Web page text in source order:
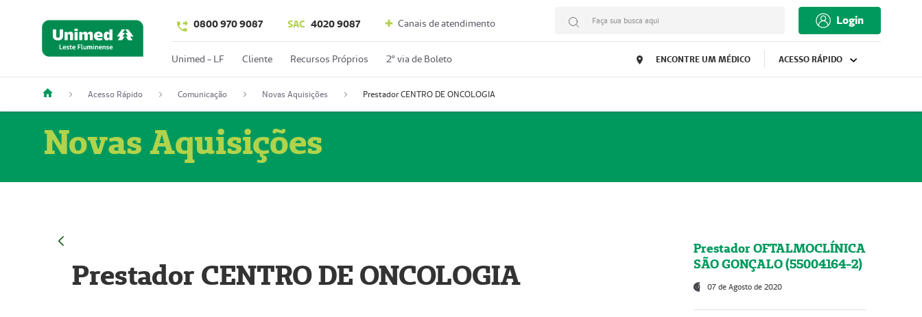
0800 970 9087 SAC 4020 9087 Canais de atendimento Faça sua busca aqui Login
Unimed - LF Cliente Recursos Próprios 2º via de Boleto ENCONTRE UM MÉDICO ACESSO RÁPIDO
Acesso Rápido Comunicação Novas Aquisições Prestador CENTRO DE ONCOLOGIA
Novas Aquisições
Prestador CENTRO DE ONCOLOGIA
Prestador OFTALMOCLÍNICA
SÃO GONÇALO (55004164-2)
07 de Agosto de 2020